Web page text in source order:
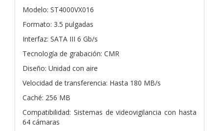
Modelo: ST4000VX016
Formato: 3.5 pulgadas
Interfaz: SATA III 6 Gb/s
Tecnología de grabación: CMR
Diseño: Unidad con aire
Velocidad de transferencia: Hasta 180 MB/s
Caché: 256 MB
Compatibilidad: Sistemas de videovigilancia con hasta
64 cámaras